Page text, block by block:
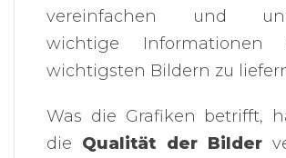
vereinfachen und
wichtige
wichtigsten Bildern zu
Was die Grafiken betrifft,
die Qualität der Bilder